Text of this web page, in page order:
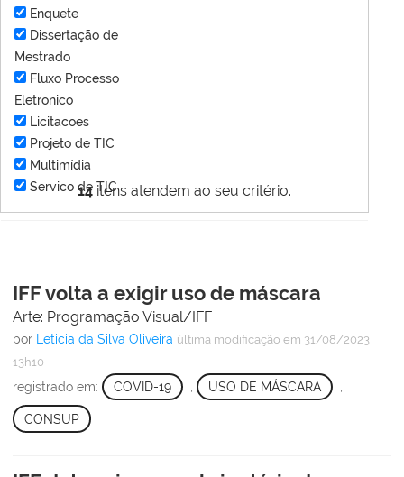
14 itens atendem ao seu critério.
Enquete
Dissertação de
Mestrado
Fluxo Processo
Eletronico
Licitacoes
Projeto de TIC
Multimídia
Servico de TIC
IFF volta a exigir uso de máscara
Arte: Programação Visual/IFF
por Leticia da Silva Oliveira última modificação em 31/08/2023
13h10
registrado em: COVID-19 USO DE MÁSCARA
CONSUP